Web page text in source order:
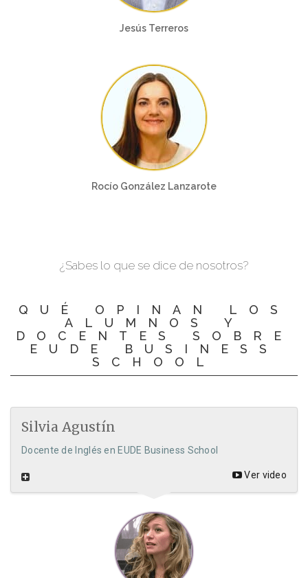
Jesús Terreros
Rocío González Lanzarote
¿Sabes lo que se dice de nosotros?
QUÉ OPINAN LOS
ALUMNOS Y
DOCENTES SOBRE
EUDE BUSINESS
SCHOOL
Silvia Agustín
Docente de Inglés en EUDE Business School
Ver video